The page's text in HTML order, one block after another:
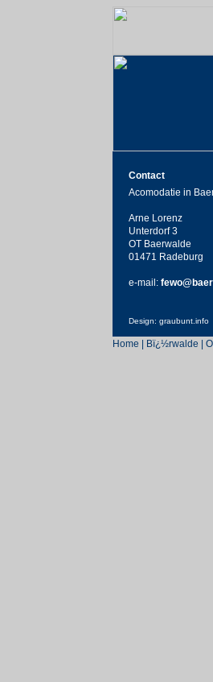
Contact
Acomodatie in
Arne Lorenz
Unterdorf 3
OT Baerwalde
01471 Radeburg
e-mail:
Design: graubunt.info
Home Bï¿½rwalde